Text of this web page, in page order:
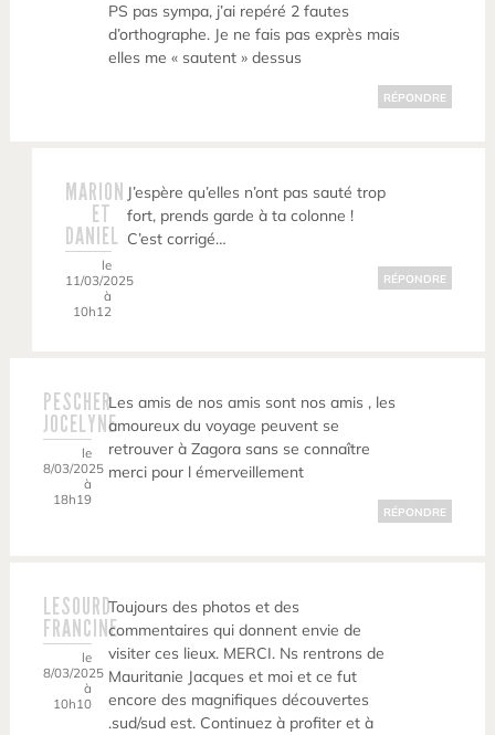
PS pas sympa, j’ai repéré 2 fautes
d’orthographe. Je ne fais pas exprès mais
elles me « sautent » dessus
RÉPONDRE
MARION
ET
DANIEL
le
11/03/2025
à
10h12
J’espère qu’elles n’ont pas sauté trop
fort, prends garde à ta colonne !
C’est corrigé…
RÉPONDRE
PESCHER
JOCELYNE
le
8/03/2025
à
18h19
Les amis de nos amis sont nos amis , les
amoureux du voyage peuvent se
retrouver à Zagora sans se connaître
merci pour l émerveillement
RÉPONDRE
LESOURD
FRANCINE
le
8/03/2025
à
10h10
Toujours des photos et des
commentaires qui donnent envie de
visiter ces lieux. MERCI. Ns rentrons de
Mauritanie Jacques et moi et ce fut
encore des magnifiques découvertes
.sud/sud est. Continuez à profiter et à